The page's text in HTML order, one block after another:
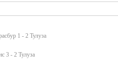
1 - 2 Тулуза
3 - 2 Тулуза